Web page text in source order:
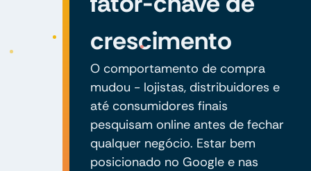
crescimento
O comportamento de compra
mudou - lojistas, distribuidores e
até consumidores finais
pesquisam online antes de fechar
qualquer negócio. Estar bem
posicionado no Google e nas